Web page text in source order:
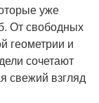
уже
От свободных
геометрии и
сочетают
свежий взгляд